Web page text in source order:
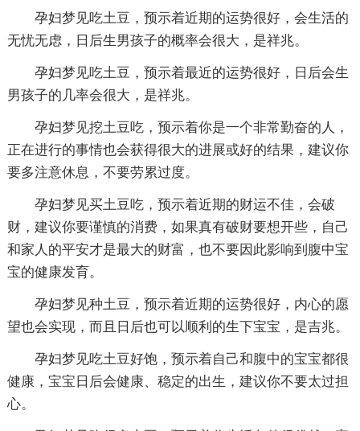
孕妇梦见吃土豆，预示着近期的运势很好，会生活的
无忧无虑，日后生男孩子的概率会很大，是祥兆。
孕妇梦见吃土豆，预示着最近的运势很好，日后会生
男孩子的几率会很大，是祥兆。
孕妇梦见挖土豆吃，预示着你是一个非常勤奋的人，
正在进行的事情也会获得很大的进展或好的结果，建议你
要多注意休息，不要劳累过度。
孕妇梦见买土豆吃，预示着近期的财运不佳，会破
财，建议你要谨慎的消费，如果真有破财要想开些，自己
和家人的平安才是最大的财富，也不要因此影响到腹中宝
宝的健康发育。
孕妇梦见种土豆，预示着近期的运势很好，内心的愿
望也会实现，而且日后也可以顺利的生下宝宝，是吉兆。
孕妇梦见吃土豆好饱，预示着自己和腹中的宝宝都很
健康，宝宝日后会健康、稳定的出生，建议你不要太过担
心。